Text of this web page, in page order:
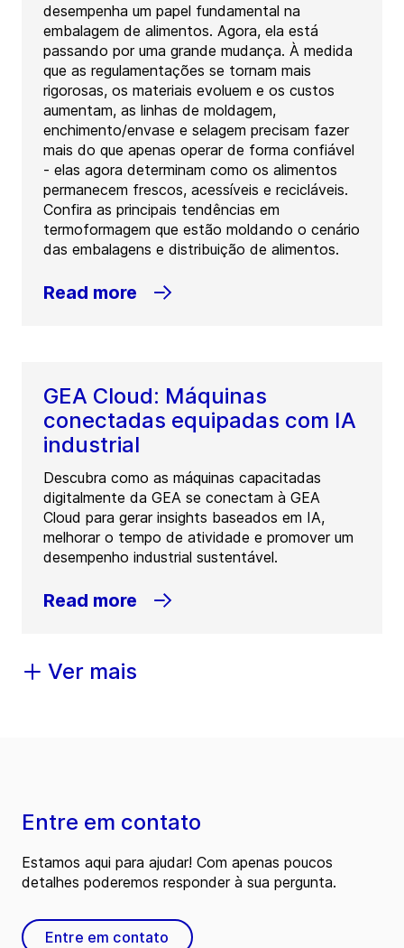
desempenha um papel fundamental na
embalagem de alimentos. Agora, ela está
passando por uma grande mudança. À medida
que as regulamentações se tornam mais
rigorosas, os materiais evoluem e os custos
aumentam, as linhas de moldagem,
enchimento/envase e selagem precisam fazer
mais do que apenas operar de forma confiável
- elas agora determinam como os alimentos
permanecem frescos, acessíveis e recicláveis.
Confira as principais tendências em
termoformagem que estão moldando o cenário
das embalagens e distribuição de alimentos.
Read more
GEA Cloud: Máquinas
conectadas equipadas com IA
industrial
Descubra como as máquinas capacitadas
digitalmente da GEA se conectam à GEA
Cloud para gerar insights baseados em IA,
melhorar o tempo de atividade e promover um
desempenho industrial sustentável.
Read more
Ver mais
Entre em contato
Estamos aqui para ajudar! Com apenas poucos
detalhes poderemos responder à sua pergunta.
Entre em contato